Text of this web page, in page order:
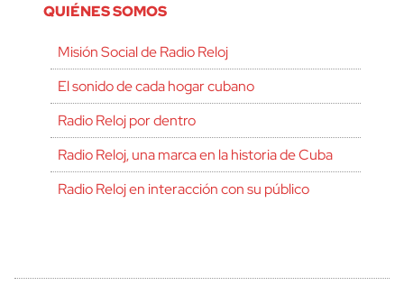
QUIÉNES SOMOS
Misión Social de Radio Reloj
El sonido de cada hogar cubano
Radio Reloj por dentro
Radio Reloj, una marca en la historia de Cuba
Radio Reloj en interacción con su público